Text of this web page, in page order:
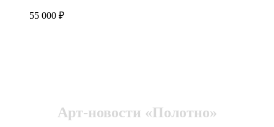
55 000 ₽
Арт-новости «Полотно»